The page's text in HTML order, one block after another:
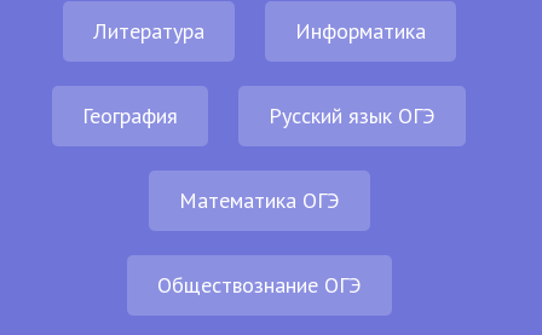
Литература Информатика
География Русский язык ОГЭ
Математика ОГЭ
Обществознание ОГЭ